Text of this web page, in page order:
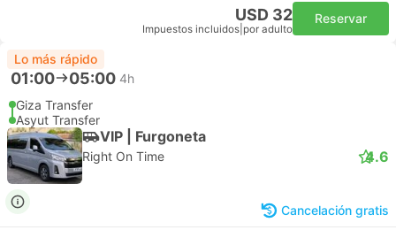
USD 32
Impuestos incluidos por adulto
Reservar
Lo más rápido
01:00 05:00 4h
Giza Transfer
Asyut Transfer
VIP | Furgoneta
Right On Time 4.6
Cancelación gratis